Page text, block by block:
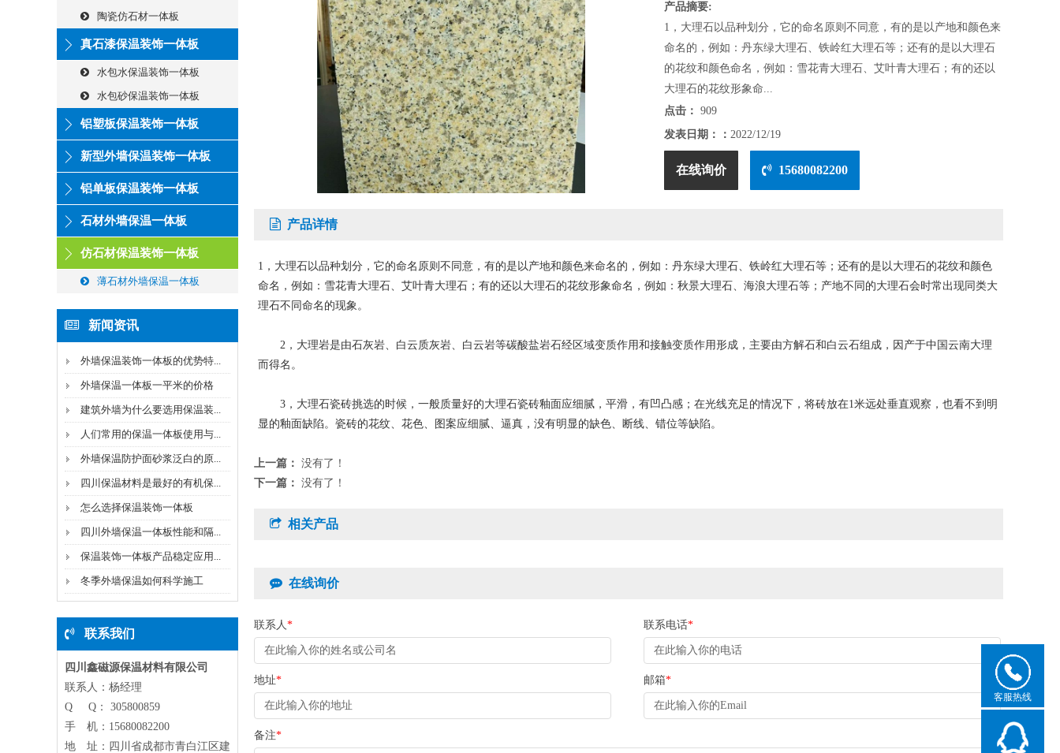
陶瓷仿石材一体板
真石漆保温装饰一体板
水包水保温装饰一体板
水包砂保温装饰一体板
铝塑板保温装饰一体板
新型外墙保温装饰一体板
铝单板保温装饰一体板
石材外墙保温一体板
仿石材保温装饰一体板
薄石材外墙保温一体板
新闻资讯
外墙保温装饰一体板的优势特...
外墙保温一体板一平米的价格
建筑外墙为什么要选用保温装...
人们常用的保温一体板使用与...
外墙保温防护面砂浆泛白的原...
四川保温材料是最好的有机保...
怎么选择保温装饰一体板
四川外墙保温一体板性能和隔...
保温装饰一体板产品稳定应用...
冬季外墙保温如何科学施工
联系我们
四川鑫磁源保温材料有限公司
联系人：杨经理
Q Q： 305800859
手 机：15680082200
地 址：四川省成都市青白江区建
产品摘要:
1，大理石以品种划分，它的命名原则不同意，有的是以产地和颜色来
命名的，例如：丹东绿大理石、铁岭红大理石等；还有的是以大理石
的花纹和颜色命名，例如：雪花青大理石、艾叶青大理石；有的还以
大理石的花纹形象命...
点击： 909
发表日期：： 2022/12/19
在线询价 15680082200
产品详情
1，大理石以品种划分，它的命名原则不同意，有的是以产地和颜色来命名的，例如：丹东绿大理石、铁岭红大理石等；还有的是以大理石的花纹和颜色
命名，例如：雪花青大理石、艾叶青大理石；有的还以大理石的花纹形象命名，例如：秋景大理石、海浪大理石等；产地不同的大理石会时常出现同类大
理石不同命名的现象。
2，大理岩是由石灰岩、白云质灰岩、白云岩等碳酸盐岩石经区域变质作用和接触变质作用形成，主要由方解石和白云石组成，因产于中国云南大理
而得名。
3，大理石瓷砖挑选的时候，一般质量好的大理石瓷砖釉面应细腻，平滑，有凹凸感；在光线充足的情况下，将砖放在1米远处垂直观察，也看不到明
显的釉面缺陷。瓷砖的花纹、花色、图案应细腻、逼真，没有明显的缺色、断线、错位等缺陷。
上一篇： 没有了！
下一篇： 没有了！
相关产品
在线询价
联系人* 联系电话*
地址* 邮箱*
备注*
客服热线